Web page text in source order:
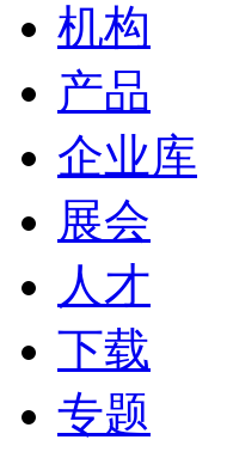
机构
产品
企业库
展会
人才
下载
专题